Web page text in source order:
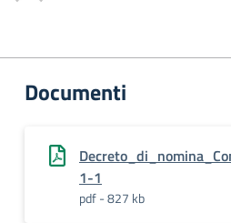
Documenti
1-1
pdf - 827 kb